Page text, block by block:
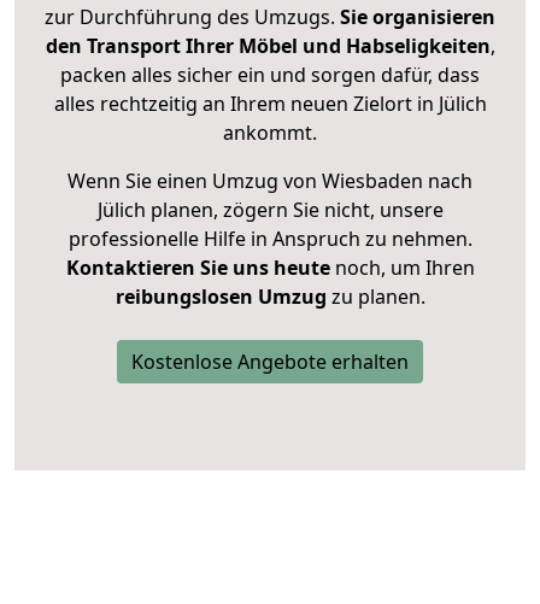
zur Durchführung des Umzugs. Sie organisieren
den Transport Ihrer Möbel und Habseligkeiten,
packen alles sicher ein und sorgen dafür, dass
alles rechtzeitig an Ihrem neuen Zielort in Jülich
ankommt.
Wenn Sie einen Umzug von Wiesbaden nach
Jülich planen, zögern Sie nicht, unsere
professionelle Hilfe in Anspruch zu nehmen.
Kontaktieren Sie uns heutenoch, um Ihren
reibungslosen Umzug zu planen.
Kostenlose Angebote erhalten